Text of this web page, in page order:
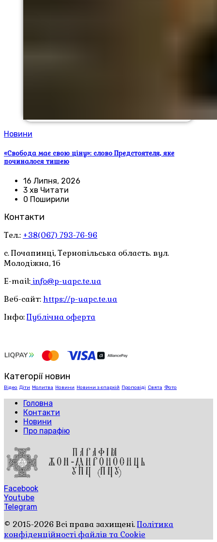
Новини
«Свобода має свою ціну»: слово Предстоятеля, яке
починалося тишею
16 Липня, 2026
3 хв Читати
0 Поширили
Контакти
Тел.: +38(067) 793-76-96
с. Почапинці, Тернопільська область. вул.
Молодіжна, 1б
E-mail: info@p-uapc.te.ua
Веб-сайт: https://p-uapc.te.ua
Інфо:Публічна оферта
Категорії новин
Відео Діти Молитва Новини Новини з єпархій Проповіді Свята Фото
Головна
Контакти
Новини
Про парафію
Facebook
Youtube
Telegram
© 2015-2026 Всі права захищені.Політика
конфіденційності файлів та Cookie